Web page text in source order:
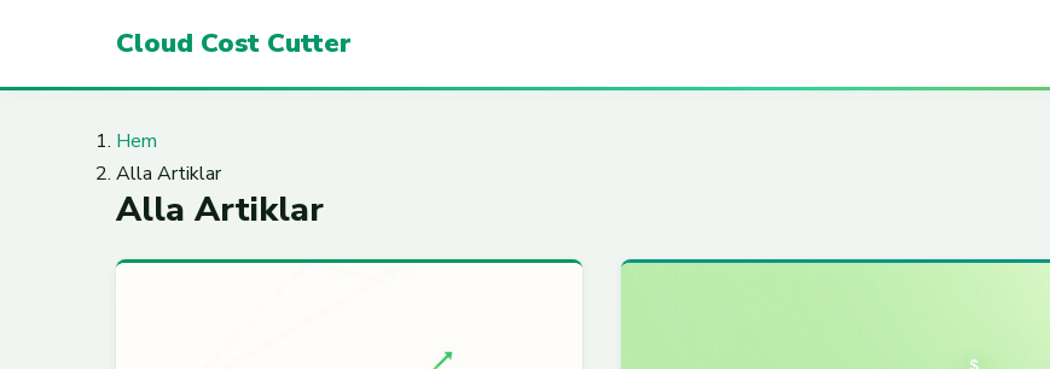
Cloud Cost Cutter
Hem
Alla Artiklar
Alla Artiklar